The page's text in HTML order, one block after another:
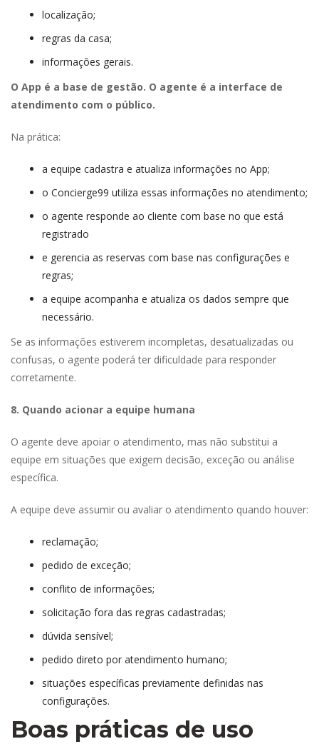
localização;
regras da casa;
informações gerais.
O App é a base de gestão. O agente é a interface de
atendimento com o público.
Na prática:
a equipe cadastra e atualiza informações no App;
o Concierge99 utiliza essas informações no atendimento;
o agente responde ao cliente com base no que está
registrado
e gerencia as reservas com base nas configurações e
regras;
a equipe acompanha e atualiza os dados sempre que
necessário.
Se as informações estiverem incompletas, desatualizadas ou
confusas, o agente poderá ter dificuldade para responder
corretamente.
8. Quando acionar a equipe humana
O agente deve apoiar o atendimento, mas não substitui a
equipe em situações que exigem decisão, exceção ou análise
específica.
A equipe deve assumir ou avaliar o atendimento quando houver:
reclamação;
pedido de exceção;
conflito de informações;
olicitação fora das regras cadastradas;
dúvida sensível;
pedido direto por atendimento humano;
ituações específicas previamente definidas nas
configurações.
Boas práticas de uso